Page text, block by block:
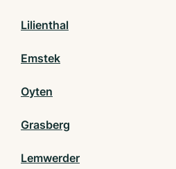
Lilienthal
Emstek
Oyten
Grasberg
Lemwerder